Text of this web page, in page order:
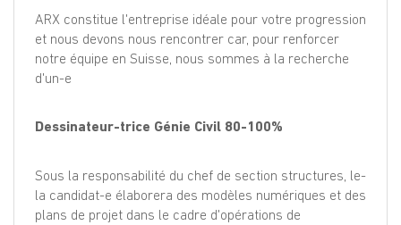
ARX constitue l'entreprise idéale pour votre progression
et nous devons nous rencontrer car, pour renforcer
notre équipe en Suisse, nous sommes à la recherche
d'un-e
Dessinateur-trice Génie Civil 80-100%
Sous la responsabilité du chef de section structures, le-
la candidat-e élaborera des modèles numériques et des
plans de projet dans le cadre d'opérations de